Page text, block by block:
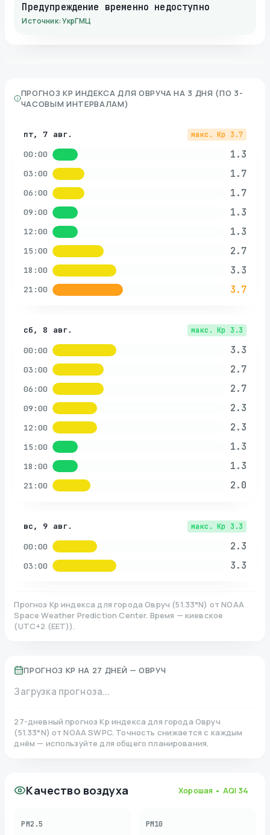
Предупреждение временно недоступно
Источник: УкрГМЦ
ПРОГНОЗ KP ИНДЕКСА ДЛЯ ОВРУЧА НА 3 ДНЯ (ПО 3-
ЧАСОВЫМ ИНТЕРВАЛАМ)
пт, 7 авг. макс. Kp 3.7
00:00 1.3
03:00 1.7
06:00 1.7
09:00 1.3
12:00 1.3
15:00 2.7
18:00 3.3
21:00 3.7
сб, 8 авг. макс. Kp 3.3
00:00 3.3
03:00 2.7
06:00 2.7
09:00 2.3
12:00 2.3
15:00 1.3
18:00 1.3
21:00 2.0
вс, 9 авг. макс. Kp 3.3
00:00 2.3
03:00 3.3
Прогноз Kp индекса для города Овруч (51.33°N) от NOAA
Space Weather Prediction Center. Время — киевское
(UTC+2 (EET)).
ПРОГНОЗ KP НА 27 ДНЕЙ — ОВРУЧ
Загрузка прогноза...
27-дневный прогноз Kp индекса для города Овруч
(51.33°N)от NOAA SWPC. Точность снижается с каждым
днём — используйте для общего планирования.
Качество воздуха Хорошая • AQI 34
PM2.5 PM10